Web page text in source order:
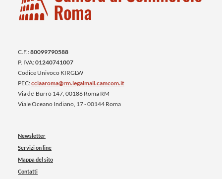
C.F.:80099790588
P. IVA:01240741007
Codice Univoco KIRGLW
PEC:cciaaroma@rm.legalmail.camcom.it
Via de' Burrò 147, 00186 Roma RM
Viale Oceano Indiano, 17 - 00144 Roma
Newsletter
Servizi on line
Mappa del sito
Contatti